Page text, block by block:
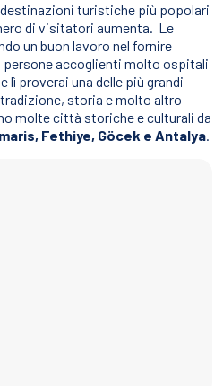
destinazioni turistiche più popolari
di visitatori aumenta. Le
un buon lavoro nel fornire
persone accoglienti molto ospitali
proverai una delle più grandi
storia e molto altro
molte città storiche e culturali da
Fethiye, Göcek e Antalya.